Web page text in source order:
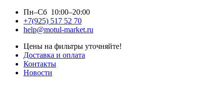
Пн–Сб 10:00–20:00
+7(925) 517 52 70
help@motul-market.ru
Цены на фильтры уточняйте!
Доставка и оплата
Контакты
Новости